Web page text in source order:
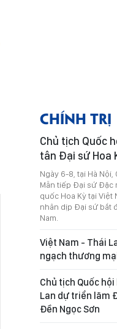
CHÍNH TRỊ
Chủ tịch Quốc
tân Đại sứ Hoa
Ngày 6-8, tại Hà
Mẫn tiếp Đại sứ Đặc
quốc Hoa Kỳ tại Việt
nhân dịp Đại sứ bắt
Nam.
Việt Nam - Thái
ngạch thương
Chủ tịch Quốc
Lan dự triển lãm
Đền Ngọc Sơn